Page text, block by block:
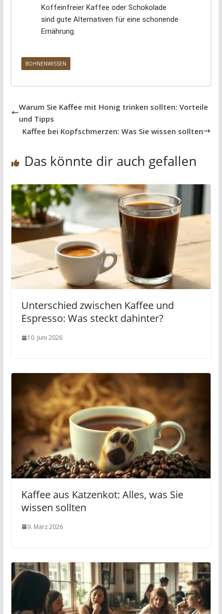
Koffeinfreier Kaffee oder Schokolade
sind gute Alternativen für eine schonende
Ernährung.
BOHNENWISSEN
Warum Sie Kaffee mit Honig trinken sollten: Vorteile
und Tipps
Kaffee bei Kopfschmerzen: Was Sie wissen sollten
Das könnte dir auch gefallen
Unterschied zwischen Kaffee und
Espresso: Was steckt dahinter?
10. Juni 2026
Kaffee aus Katzenkot: Alles, was Sie
wissen sollten
9. März 2026